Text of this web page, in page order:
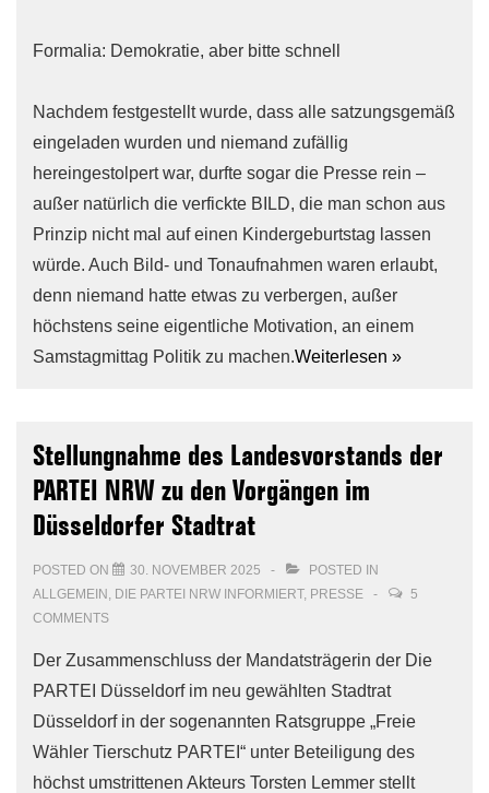
Formalia: Demokratie, aber bitte schnell
Nachdem festgestellt wurde, dass alle satzungsgemäß
eingeladen wurden und niemand zufällig
hereingestolpert war, durfte sogar die Presse rein –
außer natürlich die verfickte BILD, die man schon aus
Prinzip nicht mal auf einen Kindergeburtstag lassen
würde. Auch Bild- und Tonaufnahmen waren erlaubt,
denn niemand hatte etwas zu verbergen, außer
höchstens seine eigentliche Motivation, an einem
Samstagmittag Politik zu machen.Weiterlesen »
Stellungnahme des Landesvorstands der
PARTEI NRW zu den Vorgängen im
Düsseldorfer Stadtrat
POSTED ON 30. NOVEMBER 2025
POSTED IN
ALLGEMEIN DIE PARTEI NRW INFORMIERT, PRESSE
5
COMMENTS
Der Zusammenschluss der Mandatsträgerin der Die
PARTEI Düsseldorf im neu gewählten Stadtrat
Düsseldorf in der sogenannten Ratsgruppe „Freie
Wähler Tierschutz PARTEI“ unter Beteiligung des
höchst umstrittenen Akteurs Torsten Lemmer stellt